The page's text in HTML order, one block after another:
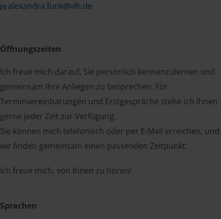
alexandra.funk@vlh.de
Öffnungszeiten
Ich freue mich darauf, Sie persönlich kennenzulernen und
gemeinsam Ihre Anliegen zu besprechen. Für
Terminvereinbarungen und Erstgespräche stehe ich Ihnen
gerne jeder Zeit zur Verfügung.
Sie können mich telefonisch oder per E-Mail erreichen, und
wir finden gemeinsam einen passenden Zeitpunkt.
Ich freue mich, von Ihnen zu hören!
Sprachen